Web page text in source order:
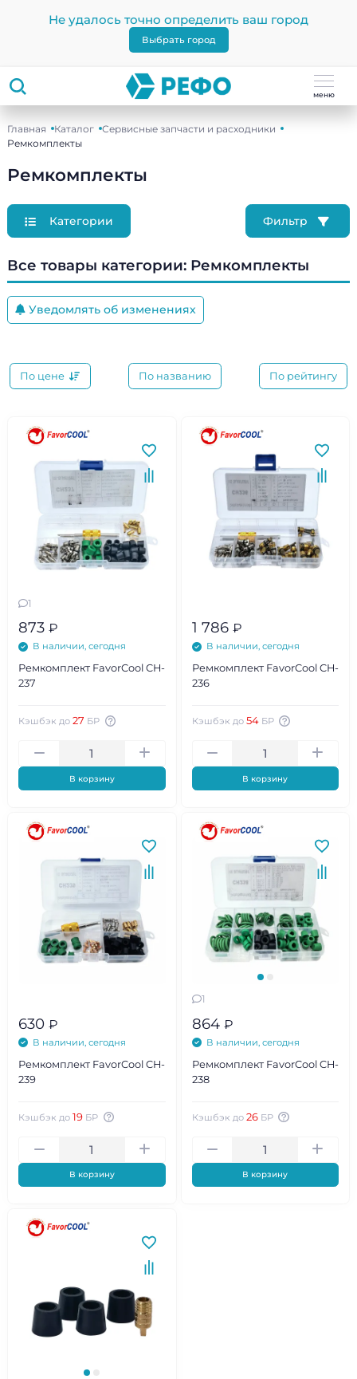
Не удалось точно определить ваш город
Выбрать город
меню
Главная Каталог
Сервисные запчасти и расходники
Ремкомплекты
Ремкомплекты
Категории Фильтр
Все товары категории: Ремкомплекты
Уведомлять об изменениях
По цене По названию По рейтингу
1
873 ₽
В наличии, сегодня
Ремкомплект FavorCool CH-
237
Кэшбэк до 27 БР
В корзину
1 786 ₽
В наличии, сегодня
Ремкомплект FavorCool CH-
236
Кэшбэк до 54 БР
В корзину
630 ₽
В наличии, сегодня
Ремкомплект FavorCool CH-
239
Кэшбэк до 19 БР
В корзину
1
864 ₽
В наличии, сегодня
Ремкомплект FavorCool CH-
238
Кэшбэк до 26 БР
В корзину